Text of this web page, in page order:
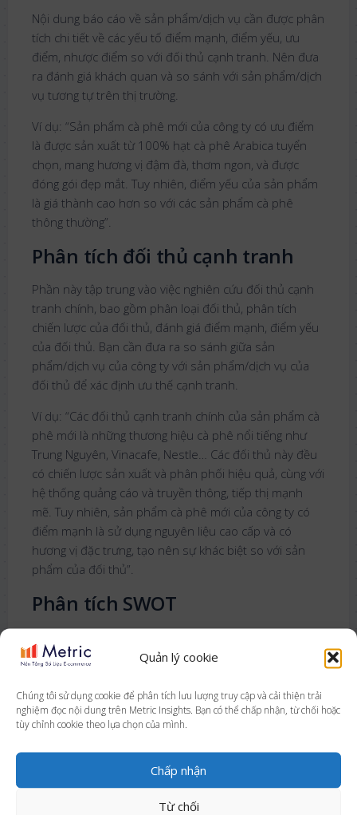
Quản lý cookie
Chúng tôi sử dụng cookie để phân tích lưu lượng truy cập và cải thiện trải
nghiệm đọc nội dung trên Metric Insights. Bạn có thể chấp nhận, từ chối hoặc
tùy chỉnh cookie theo lựa chọn của mình.
Chấp nhận
Từ chối
Nội dung báo cáo về sản phẩm/dịch vụ cần được phân
tích chi tiết về các yếu tố điểm mạnh, điểm yếu, ưu
điểm, nhược điểm so với đối thủ cạnh tranh. Nên đưa
ra đánh giá khách quan và so sánh với sản phẩm/dịch
vụ tương tự trên thị trường.
Ví dụ: “Sản phẩm cà phê mới của công ty có ưu điểm
là được sản xuất từ 100% hạt cà phê Arabica tuyển
chọn, mang hương vị đậm đà, thơm ngon, và được
đóng gói đẹp mắt. Tuy nhiên, điểm yếu của sản phẩm
là giá thành cao hơn so với các sản phẩm cà phê
thông thường”.
Phân tích đối thủ cạnh tranh
Phần này tập trung vào việc nghiên cứu đối thủ cạnh
tranh chính, bao gồm phân loại đối thủ, phân tích
chiến lược của đối thủ, đánh giá điểm mạnh, điểm yếu
của đối thủ. Bạn cần đưa ra so sánh giữa sản
phẩm/dịch vụ của công ty với sản phẩm/dịch vụ của
đối thủ để xác định ưu thế cạnh tranh.
Ví dụ: “Các đối thủ cạnh tranh chính của sản phẩm cà
phê mới là những thương hiệu cà phê nổi tiếng như
Trung Nguyên, Vinacafe, Nestle… Các đối thủ này đều
có chiến lược sản xuất và phân phối hiệu quả, cùng với
hệ thống quảng cáo và truyền thông, tiếp thị mạnh
mẽ. Tuy nhiên, sản phẩm cà phê mới của công ty có
điểm mạnh là sử dụng nguyên liệu cao cấp và có
hương vị đặc trưng, tạo nên sự khác biệt so với sản
phẩm của đối thủ”.
Phân tích SWOT
là kết quả tổng hợp của các phần phân tích trước đó.
tình hình thị trường, sản phẩm, dịch vụ và đối thủ cạnh
tranh. Phân tích SWOT bao gồm 4 yếu tố: Điểm mạnh
(Strengths), Điểm yếu (Weaknesses), Cơ hội
(Opportunities), và Mối đe dọa (Threats).
Kết luận và đưa ra Insights